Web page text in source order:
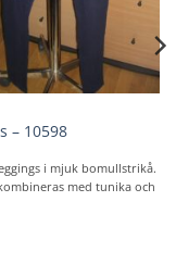
– 10598
i mjuk bomullstrikå.
med tunika och